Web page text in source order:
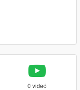
0 videó